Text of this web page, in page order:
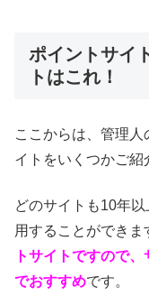
ポイントサイ
トはこれ！
ここからは、管理
イトをいくつかご紹
どのサイトも10年
用することができま
トサイトですので
でおすすめです。